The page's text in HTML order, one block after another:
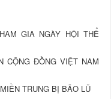
GIA NGÀY HỘI THỂ
CỘNG ĐỒNG VIỆT NAM
TRUNG BỊ BÃO LŨ